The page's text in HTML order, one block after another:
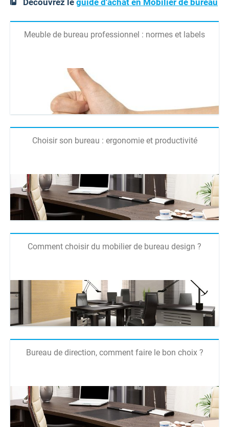
Meuble de bureau professionnel : normes et labels
Choisir son bureau : ergonomie et productivité
Comment choisir du mobilier de bureau design ?
Bureau de direction, comment faire le bon choix ?